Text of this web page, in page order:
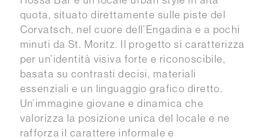
quota, situato direttamente sulle piste del
Corvatsch, nel cuore dell’Engadina e a pochi
minuti da St. Moritz. Il progetto si caratterizza
per un’identità visiva forte e riconoscibile,
basata su contrasti decisi, materiali
essenziali e un linguaggio grafico diretto.
Un’immagine giovane e dinamica che
valorizza la posizione unica del locale e ne
rafforza il carattere informale e